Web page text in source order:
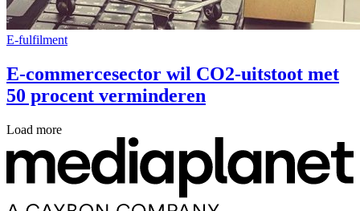
E-fulfilment
E-commercesector wil CO2-uitstoot met
50 procent verminderen
Load more